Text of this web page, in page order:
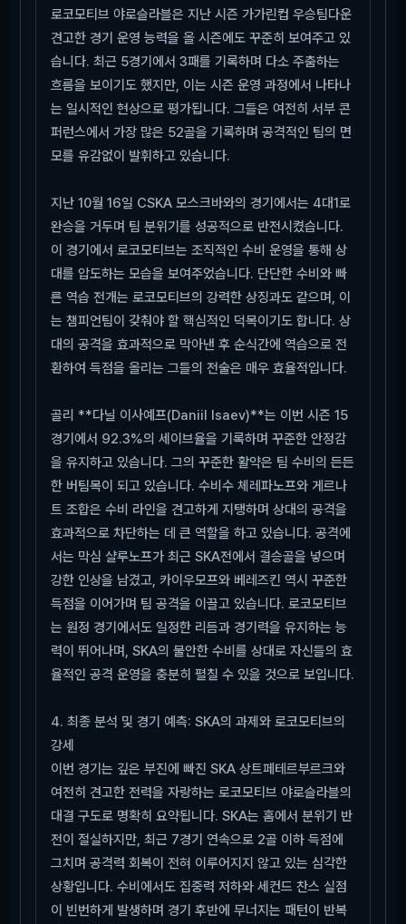
로코모티브 야로슬라블은 지난 시즌 가가린컵 우승팀다운
견고한 경기 운영 능력을 올 시즌에도 꾸준히 보여주고 있
습니다. 최근 5경기에서 3패를 기록하며 다소 주춤하는
흐름을 보이기도 했지만, 이는 시즌 운영 과정에서 나타나
는 일시적인 현상으로 평가됩니다. 그들은 여전히 서부 콘
퍼런스에서 가장 많은 52골을 기록하며 공격적인 팀의 면
모를 유감없이 발휘하고 있습니다.
지난 10월 16일 CSKA 모스크바와의 경기에서는 4대1로
완승을 거두며 팀 분위기를 성공적으로 반전시켰습니다.
이 경기에서 로코모티브는 조직적인 수비 운영을 통해 상
대를 압도하는 모습을 보여주었습니다. 단단한 수비와 빠
른 역습 전개는 로코모티브의 강력한 상징과도 같으며, 이
는 챔피언팀이 갖춰야 할 핵심적인 덕목이기도 합니다. 상
대의 공격을 효과적으로 막아낸 후 순식간에 역습으로 전
환하여 득점을 올리는 그들의 전술은 매우 효율적입니다.
골리 **다닐 이사예프(Daniil Isaev)**는 이번 시즌 15
경기에서 92.3%의 세이브율을 기록하며 꾸준한 안정감
을 유지하고 있습니다. 그의 꾸준한 활약은 팀 수비의 든든
한 버팀목이 되고 있습니다. 수비수 체레파노프와 게르나
트 조합은 수비 라인을 견고하게 지탱하며 상대의 공격을
효과적으로 차단하는 데 큰 역할을 하고 있습니다. 공격에
서는 막심 샬루노프가 최근 SKA전에서 결승골을 넣으며
강한 인상을 남겼고, 카이우모프와 베레즈킨 역시 꾸준한
득점을 이어가며 팀 공격을 이끌고 있습니다. 로코모티브
는 원정 경기에서도 일정한 리듬과 경기력을 유지하는 능
력이 뛰어나며, SKA의 불안한 수비를 상대로 자신들의 효
율적인 공격 운영을 충분히 펼칠 수 있을 것으로 보입니다.
4. 최종 분석 및 경기 예측: SKA의 과제와 로코모티브의
강세
이번 경기는 깊은 부진에 빠진 SKA 상트페테르부르크와
여전히 견고한 전력을 자랑하는 로코모티브 야로슬라블의
대결 구도로 명확히 요약됩니다. SKA는 홈에서 분위기 반
전이 절실하지만, 최근 7경기 연속으로 2골 이하 득점에
그치며 공격력 회복이 전혀 이루어지지 않고 있는 심각한
상황입니다. 수비에서도 집중력 저하와 세컨드 찬스 실점
이 빈번하게 발생하며 경기 후반에 무너지는 패턴이 반복